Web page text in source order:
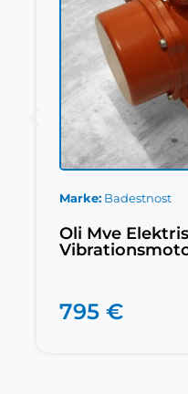
Marke Badestnost
Oli Mve
795 €